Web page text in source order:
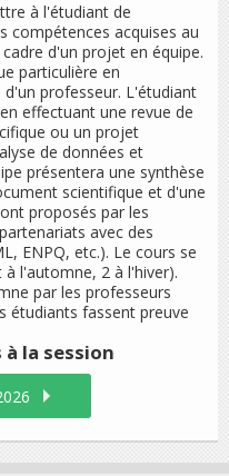
à l'étudiant de
compétences acquises au
d'un projet en équipe.
particulière en
professeur. L'étudiant
effectuant une revue de
ou un projet
de données et
présentera une synthèse
scientifique et d'une
proposés par les
avec des
ENPQ, etc.). Le cours se
l'automne, 2 à l'hiver).
par les professeurs
étudiants fassent preuve
à la session